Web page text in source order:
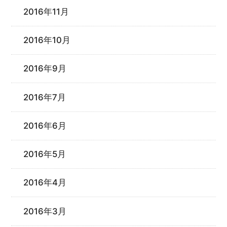
2016年11月
2016年10月
2016年9月
2016年7月
2016年6月
2016年5月
2016年4月
2016年3月